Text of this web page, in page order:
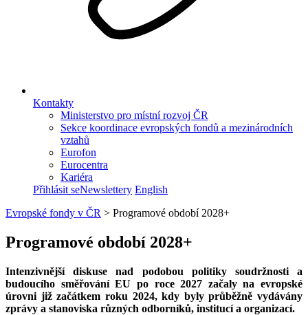
Kontakty
Ministerstvo pro místní rozvoj ČR
Sekce koordinace evropských fondů a mezinárodních
vztahů
Eurofon
Eurocentra
Kariéra
Přihlásit seNewslettery English
Evropské fondy v ČR > Programové období 2028+
Programové období 2028+
Intenzivnější diskuse nad podobou politiky soudržnosti a
budoucího směřování EU po roce 2027 začaly na evropské
úrovni již začátkem roku 2024, kdy byly průběžně vydávány
zprávy a stanoviska různých odborníků, institucí a organizací.